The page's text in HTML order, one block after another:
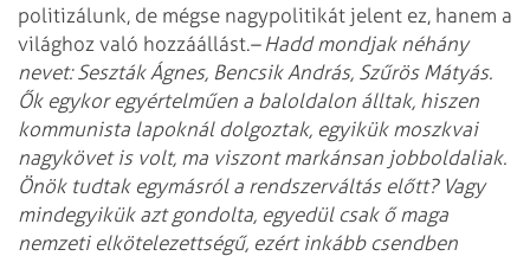
politizálunk, de mégse nagypolitikát jelent ez, hanem a
világhoz való hozzáállást.– Hadd mondjak néhány
nevet: Seszták Ágnes, Bencsik András, Szűrös Mátyás.
Ők egykor egyértelműen a baloldalon álltak, hiszen
kommunista lapoknál dolgoztak, egyikük moszkvai
nagykövet is volt, ma viszont markánsan jobboldaliak.
Önök tudtak egymásról a rendszerváltás előtt? Vagy
mindegyikük azt gondolta, egyedül csak ő maga
nemzeti elkötelezettségű, ezért inkább csendben